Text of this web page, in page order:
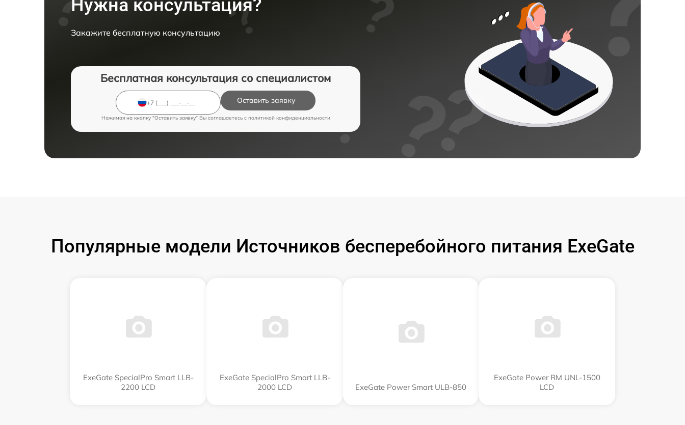
Нужна консультация?
Закажите бесплатную консультацию
Бесплатная консультация со специалистом
Оставить заявку
Нажимая на кнопку "Оставить заявку" Вы соглашаетесь c политикой конфиденциальности
Популярные модели Источников бесперебойного питания ExeGate
ExeGate SpecialPro Smart LLB-
2200 LCD
ExeGate SpecialPro Smart LLB-
2000 LCD
ExeGate Power Smart ULB-850
ExeGate Power RM UNL-1500
LCD